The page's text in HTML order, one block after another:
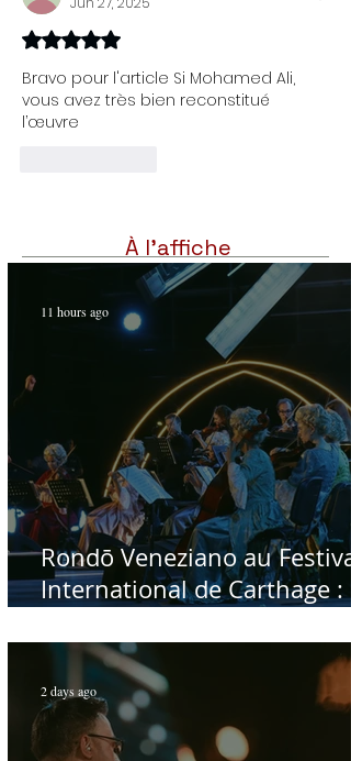
expression totalement libre
Rated 5 out of 5 stars.
Bravo pour l'article Si Mohamed Ali,
vous avez très bien reconstitué
l’œuvre
À l'affiche
Rondō Veneziano au Festival
International de Carthage :
public tunisien
11 hours ago
2 days ago